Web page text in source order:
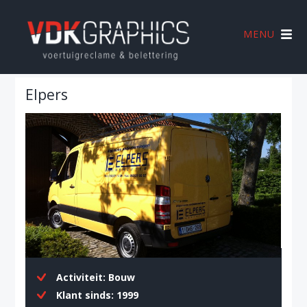
MENU
Elpers
Activiteit: Bouw
Klant sinds: 1999